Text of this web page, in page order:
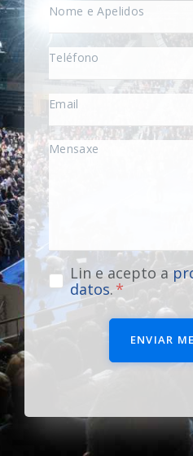
Lin e acepto a
datos.
ENVIAR